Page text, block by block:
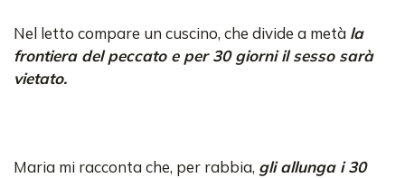
Nel letto compare un cuscino, che divide a metà la
frontiera del peccato e per 30 giorni il sesso sarà
vietato.
Maria mi racconta che, per rabbia, gli allunga i 30